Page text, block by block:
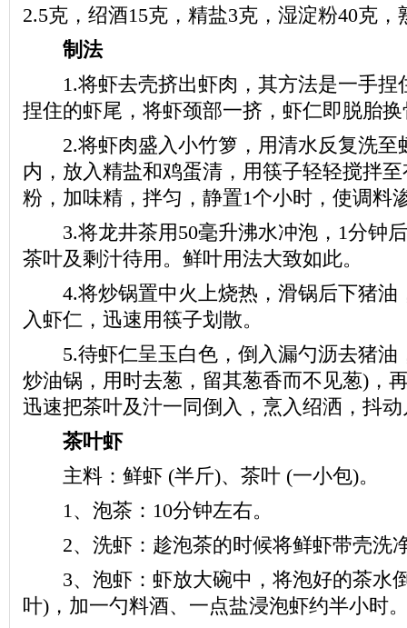
2.5克，绍酒15克，精盐3克，湿淀粉40克，
制法
1.将虾去壳挤出虾肉，其方法是一手捏
捏住的虾尾，将虾颈部一挤，虾仁即脱胎
2.将虾肉盛入小竹箩，用清水反复洗至
内，放入精盐和鸡蛋清，用筷子轻轻搅拌
粉，加味精，拌匀，静置1个小时，使调料
3.将龙井茶用50毫升沸水冲泡，1分钟后
茶叶及剩汁待用。鲜叶用法大致如此。
4.将炒锅置中火上烧热，滑锅后下猪油
入虾仁，迅速用筷子划散。
5.待虾仁呈玉白色，倒入漏勺沥去猪油
炒油锅，用时去葱，留其葱香而不见葱)，
迅速把茶叶及汁一同倒入，烹入绍洒，抖
茶叶虾
主料：鲜虾 (半斤)、茶叶 (一小包)。
1、泡茶：10分钟左右。
2、洗虾：趁泡茶的时候将鲜虾带壳洗
3、泡虾：虾放大碗中，将泡好的茶水
叶)，加一勺料酒、一点盐浸泡虾约半小时